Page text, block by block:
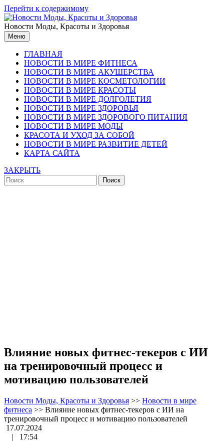
Перейти к содержимому
Новости Моды, Красоты и Здоровья
Меню
ГЛАВНАЯ
НОВОСТИ В МИРЕ ФИТНЕСА
НОВОСТИ В МИРЕ АКУШЕРСТВА
НОВОСТИ В МИРЕ КОСМЕТОЛОГИИ
НОВОСТИ В МИРЕ КРАСОТЫ
НОВОСТИ В МИРЕ ДОЛГОЛЕТИЯ
НОВОСТИ В МИРЕ ЗДОРОВЬЯ
НОВОСТИ В МИРЕ ЗДОРОВОГО ПИТАНИЯ
НОВОСТИ В МИРЕ МОДЫ
КРАСОТА И УХОД ЗА СОБОЙ
НОВОСТИ В МИРЕ РАЗВИТИЕ ДЕТЕЙ
КАРТА САЙТА
ЗАКРЫТЬ
Влияние новых фитнес-текеров с ИИ
на тренировочный процесс и
мотивацию пользователей
Новости Моды, Красоты и Здоровья >> Новости в мире
фитнеса >> Влияние новых фитнес-текеров с ИИ на
тренировочный процесс и мотивацию пользователей
17.07.2024
|
17:54